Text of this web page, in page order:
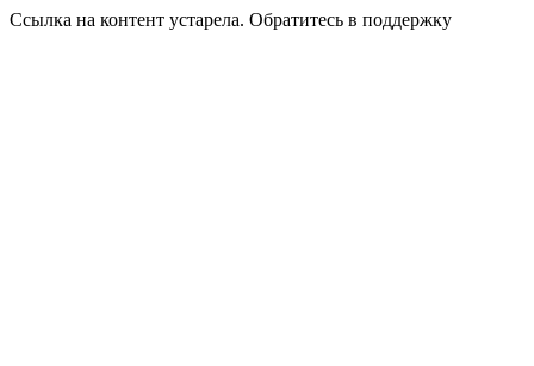
Ссылка на контент устарела. Обратитесь в поддержку